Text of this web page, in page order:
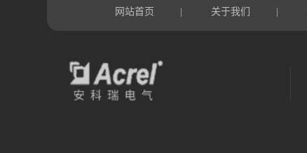
网站首页 关于我们